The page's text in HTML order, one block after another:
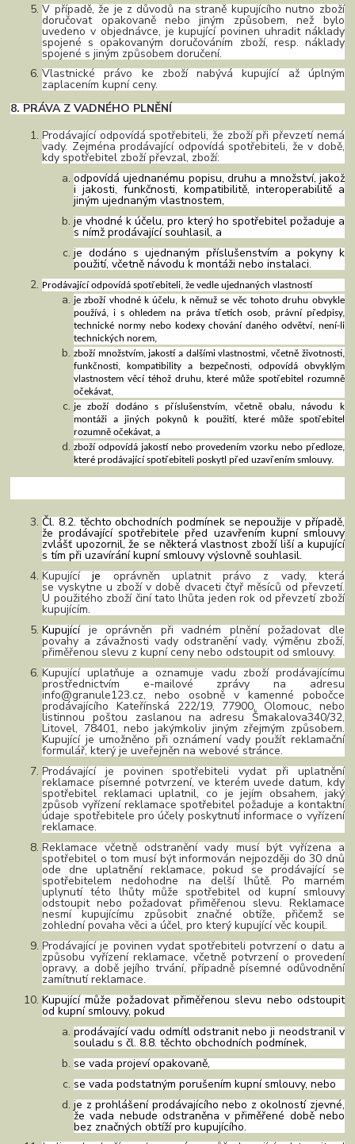
V případě, že je z důvodů na straně kupujícího nutno zboží
doručovat opakovaně nebo jiným způsobem, než bylo
uvedeno v objednávce, je kupující povinen uhradit náklady
spojené s opakovaným doručováním zboží, resp. náklady
spojené s jiným způsobem doručení.
Vlastnické právo ke zboží nabývá kupující až úplným
zaplacením kupní ceny.
8. PRÁVA Z VADNÉHO PLNĚNÍ
Prodávající odpovídá spotřebiteli, že zboží při převzetí nemá
vady. Zejména prodávající odpovídá spotřebiteli, že v době,
kdy spotřebitel zboží převzal, zboží:
odpovídá ujednanému popisu, druhu a množství, jakož
i jakosti, funkčnosti, kompatibilitě, interoperabilitě a
jiným ujednaným vlastnostem,
je vhodné k účelu, pro který ho spotřebitel požaduje a
s nímž prodávající souhlasil, a
je dodáno s ujednaným příslušenstvím a pokyny k
použití, včetně návodu k montáži nebo instalaci.
Prodávající odpovídá spotřebiteli, že vedle ujednaných vlastností
je zboží vhodné k účelu, k němuž se věc tohoto druhu obvykle
používá, i s ohledem na práva třetích osob, právní předpisy,
technické normy nebo kodexy chování daného odvětví, není-li
technických norem,
zboží množstvím, jakostí a dalšími vlastnostmi, včetně životnosti,
funkčnosti, kompatibility a bezpečnosti, odpovídá obvyklým
vlastnostem věcí téhož druhu, které může spotřebitel rozumně
očekávat,
je zboží dodáno s příslušenstvím, včetně obalu, návodu k
montáži a jiných pokynů k použití, které může spotřebitel
rozumně očekávat, a
zboží odpovídá jakostí nebo provedením vzorku nebo předloze,
které prodávající spotřebiteli poskytl před uzavřením smlouvy.
Čl. 8.2. těchto obchodních podmínek se nepoužije v případě,
že prodávající spotřebitele před uzavřením kupní smlouvy
zvlášť upozornil, že se některá vlastnost zboží liší a kupující
s tím při uzavírání kupní smlouvy výslovně souhlasil.
Kupujícíje oprávněn uplatnit právo z vady, která
se vyskytne u zboží v době dvaceti čtyř měsíců od převzetí.
U použitého zboží činí tato lhůta jeden rok od převzetí zboží
kupujícím.
Kupujícíje oprávněn při vadném plnění požadovat dle
povahy a závažnosti vady odstranění vady, výměnu zboží,
přiměřenou slevu z kupní ceny nebo odstoupit od smlouvy.
Kupující uplatňuje a oznamuje vadu zboží prodávajícímu
prostřednictvím e-mailové zprávy na adresu
info@granule123.cz, nebo osobně v kamenné pobočce
prodávajícího Kateřínská 222/19, 77900, Olomouc, nebo
listinnou poštou zaslanou na adresu Šmakalova340/32,
Litovel, 78401, nebo jakýmkoliv jiným zřejmým způsobem.
Kupující je umožněno při oznámení vady použít reklamační
formulář, který je uveřejněn na webové stránce.
Prodávající je povinen spotřebiteli vydat při uplatnění
reklamace písemné potvrzení, ve kterém uvede datum, kdy
spotřebitel reklamaci uplatnil, co je jejím obsahem, jaký
způsob vyřízení reklamace spotřebitel požaduje a kontaktní
údaje spotřebitele pro účely poskytnutí informace o vyřízení
reklamace.
Reklamace včetně odstranění vady musí být vyřízena a
spotřebitel o tom musí být informován nejpozději do 30 dnů
ode dne uplatnění reklamace, pokud se prodávající se
spotřebitelem nedohodne na delší lhůtě. Po marném
uplynutí této lhůty může spotřebitel od kupní smlouvy
odstoupit nebo požadovat přiměřenou slevu. Reklamace
nesmí kupujícímu způsobit značné obtíže, přičemž se
zohlední povaha věci a účel, pro který kupující věc koupil.
Prodávající je povinen vydat spotřebiteli potvrzení o datu a
způsobu vyřízení reklamace, včetně potvrzení o provedení
opravy, a době jejího trvání, případně písemné odůvodnění
zamítnutí reklamace.
Kupující může požadovat přiměřenou slevu nebo odstoupit
od kupní smlouvy, pokud
prodávající vadu odmítl odstranit nebo ji neodstranil v
souladu s čl. 8.8. těchto obchodních podmínek,
se vada projeví opakovaně,
se vada podstatným porušením kupní smlouvy, nebo
je z prohlášení prodávajícího nebo z okolností zjevné,
že vada nebude odstraněna v přiměřené době nebo
bez značných obtíží pro kupujícího.